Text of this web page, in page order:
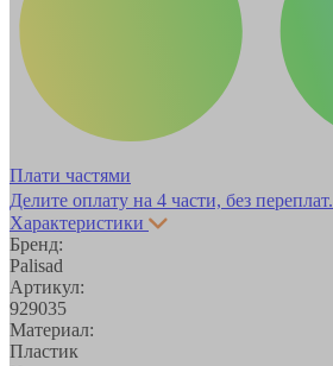
Плати частями
Делите оплату на 4 части, без переплат.
Характеристики
Бренд:
Palisad
Артикул:
929035
Материал:
Пластик